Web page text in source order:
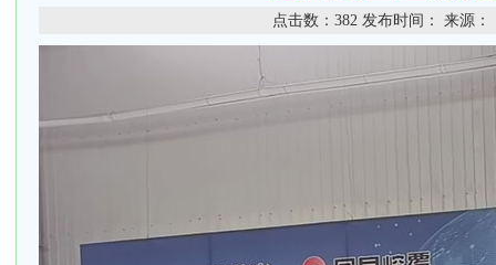
点击数： 382发布时间： 来源：